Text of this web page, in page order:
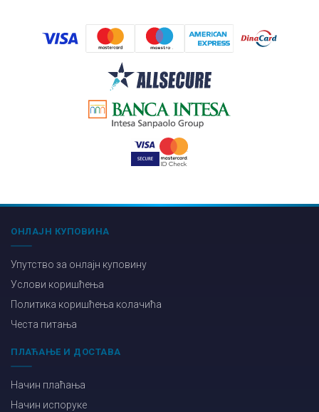
ОНЛАЈН КУПОВИНА
Упутство за онлајн куповину
Услови коришћења
Политика коришћења колачића
Честа питања
ПЛАЋАЊЕ И ДОСТАВА
Начин плаћања
Начин испоруке